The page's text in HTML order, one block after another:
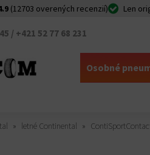
(12703 overených recenzií) Len
/ +421 52 77 68 231
Osobné
letné Continental